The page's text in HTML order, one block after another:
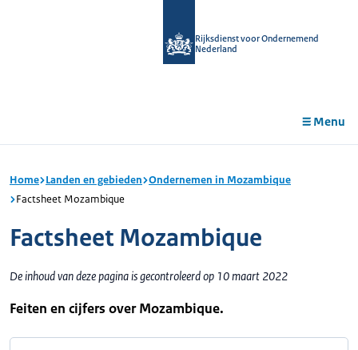
Rijksdienst voor Ondernemend
Nederland
Menu
Home Landen en gebieden Ondernemen in Mozambique
Factsheet Mozambique
Factsheet Mozambique
De inhoud van deze pagina is gecontroleerd op 10 maart 2022
Feiten en cijfers over Mozambique.